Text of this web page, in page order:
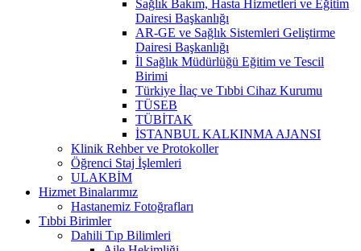
Sağlık Bakım, Hasta Hizmetleri ve Eğitim
Dairesi Başkanlığı
AR-GE ve Sağlık Sistemleri Geliştirme
Dairesi Başkanlığı
İl Sağlık Müdürlüğü Eğitim ve Tescil
Birimi
Türkiye İlaç ve Tıbbi Cihaz Kurumu
TÜSEB
TÜBİTAK
İSTANBUL KALKINMA AJANSI
Klinik Rehber ve Protokoller
Öğrenci Staj İşlemleri
ULAKBİM
Hizmet Binalarımız
Hastanemiz Fotoğrafları
Tıbbi Birimler
Dahili Tıp Bilimleri